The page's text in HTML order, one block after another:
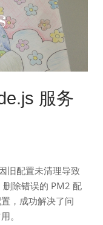
服务
旧配置未清理导致
删除错误的 PM2 配
，成功解决了问
。